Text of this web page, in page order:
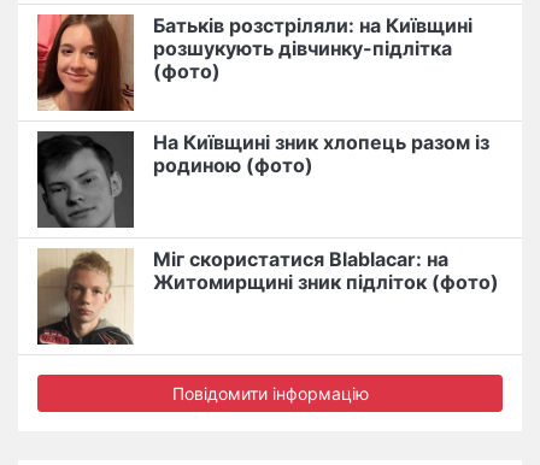
Батьків розстріляли: на Київщині
розшукують дівчинку-підлітка
(фото)
На Київщині зник хлопець разом із
родиною (фото)
Міг скористатися Blablacar: на
Житомирщині зник підліток (фото)
Повідомити інформацію